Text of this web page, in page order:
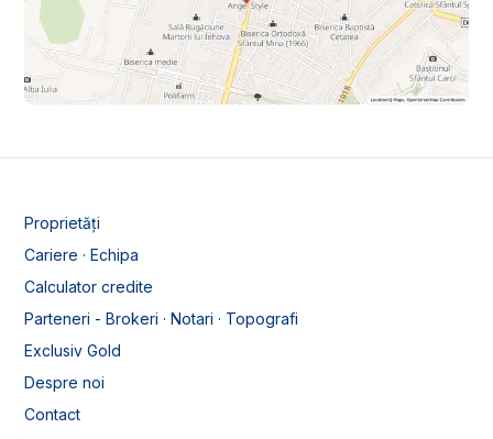
Proprietăți
Cariere · Echipa
Calculator credite
Parteneri - Brokeri · Notari · Topografi
Exclusiv Gold
Despre noi
Contact